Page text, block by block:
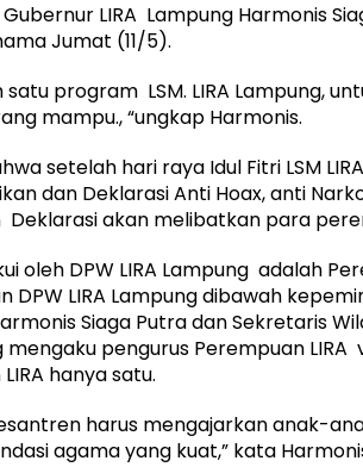
LIRA Lampung Harmonis
Jumat (11/5).
satu program LSM. LIRA Lampung,
mampu., “ungkap Harmonis.
setelah hari raya Idul Fitri LSM
dan Deklarasi Anti Hoax, anti
akan melibatkan para
oleh DPW LIRA Lampung adalah
DPW LIRA Lampung dibawah
Siaga Putra dan Sekretaris
pengurus Perempuan LIRA
hanya satu.
harus mengajarkan anak-
agama yang kuat,” kata